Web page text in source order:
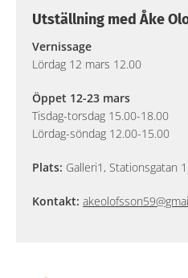
Utställning med Åke
Vernissage
Lördag 12 mars 12.00
Öppet 12-23 mars
Tisdag-torsdag 15.00-18.00
Lördag-söndag 12.00-15.00
Plats: Galleri1, Stationsgatan 1
Kontakt: